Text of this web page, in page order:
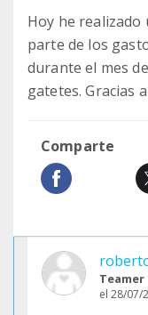
Hoy he
parte de los
durante el mes
gatetes. Gracias
Comparte
Teamer
el 28/07/